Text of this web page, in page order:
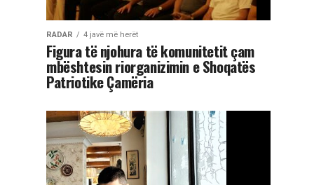
RADAR 4 javë më herët
Figura të njohura të komunitetit çam
mbështesin riorganizimin e Shoqatës
Patriotike Çamëria